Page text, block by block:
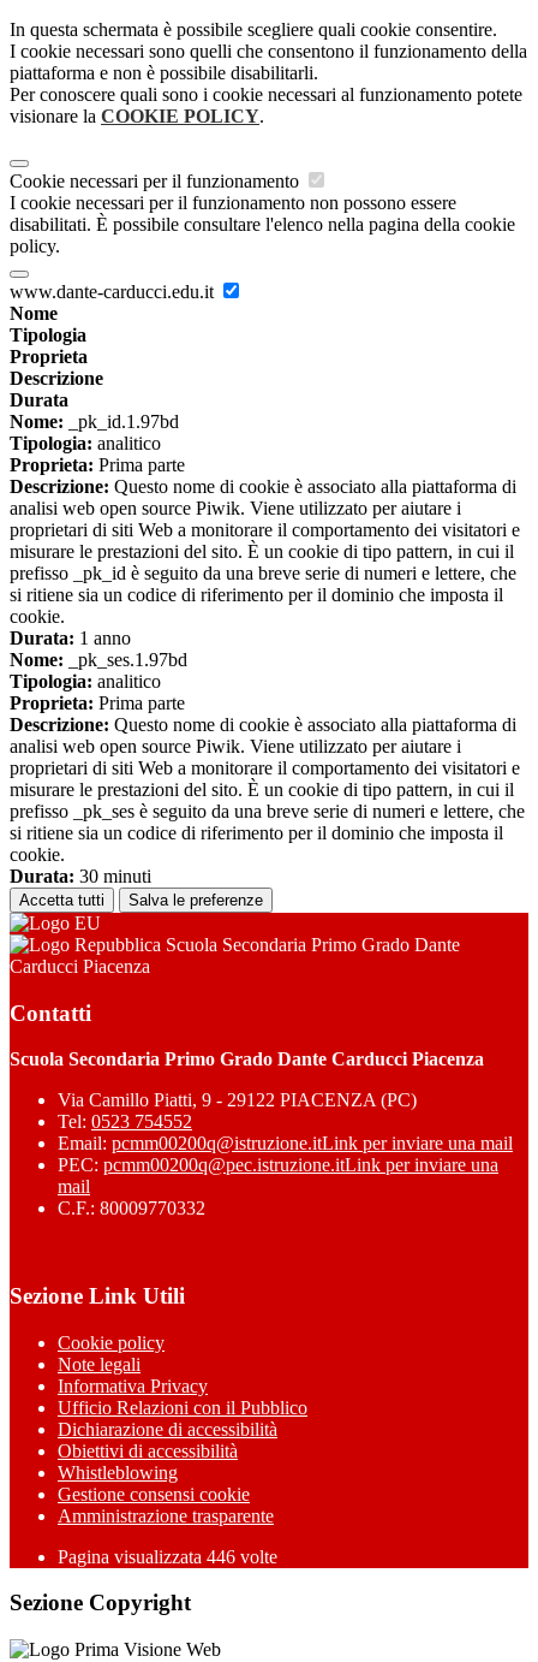
In questa schermata è possibile scegliere quali cookie consentire.
I cookie necessari sono quelli che consentono il funzionamento della
piattaforma e non è possibile disabilitarli.
Per conoscere quali sono i cookie necessari al funzionamento potete
visionare la COOKIE POLICY.
Cookie necessari per il funzionamento
I cookie necessari per il funzionamento non possono essere
disabilitati. È possibile consultare l'elenco nella pagina della cookie
policy.
www.dante-carducci.edu.it
Nome
Tipologia
Proprieta
Descrizione
Durata
Nome: _pk_id.1.97bd
Tipologia: analitico
Proprieta: Prima parte
Descrizione: Questo nome di cookie è associato alla piattaforma di
analisi web open source Piwik. Viene utilizzato per aiutare i
proprietari di siti Web a monitorare il comportamento dei visitatori e
misurare le prestazioni del sito. È un cookie di tipo pattern, in cui il
prefisso _pk_id è seguito da una breve serie di numeri e lettere, che
si ritiene sia un codice di riferimento per il dominio che imposta il
cookie.
Durata: 1 anno
Nome: _pk_ses.1.97bd
Tipologia: analitico
Proprieta: Prima parte
Descrizione: Questo nome di cookie è associato alla piattaforma di
analisi web open source Piwik. Viene utilizzato per aiutare i
proprietari di siti Web a monitorare il comportamento dei visitatori e
misurare le prestazioni del sito. È un cookie di tipo pattern, in cui il
prefisso _pk_ses è seguito da una breve serie di numeri e lettere, che
si ritiene sia un codice di riferimento per il dominio che imposta il
cookie.
Durata: 30 minuti
Accetta tutti Salva le preferenze
Scuola Secondaria Primo Grado Dante
Carducci Piacenza
Contatti
Scuola Secondaria Primo Grado Dante Carducci Piacenza
Via Camillo Piatti, 9 - 29122 PIACENZA (PC)
Tel: 0523 754552
Email: pcmm00200q@istruzione.itLink per inviare una mail
PEC: pcmm00200q@pec.istruzione.itLink per inviare una
mail
C.F.: 80009770332
Sezione Link Utili
Cookie policy
Note legali
Informativa Privacy
Ufficio Relazioni con il Pubblico
Dichiarazione di accessibilità
Obiettivi di accessibilità
Whistleblowing
Gestione consensi cookie
Amministrazione trasparente
Pagina visualizzata 446 volte
Sezione Copyright